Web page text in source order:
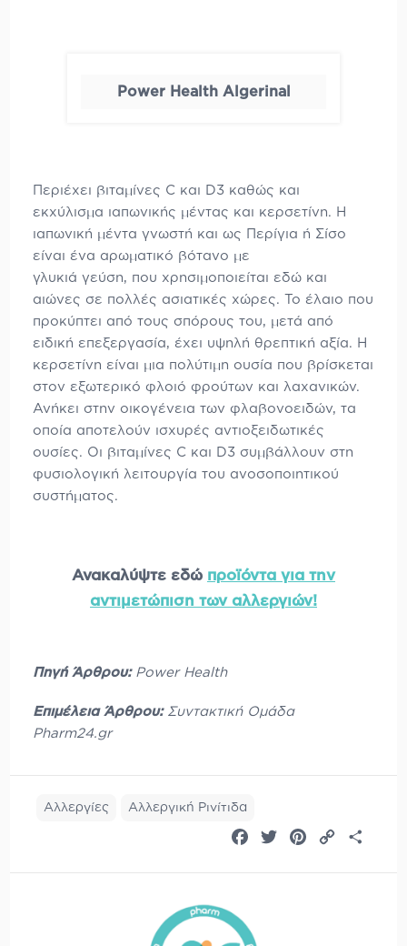
Power Health Algerinal
Περιέχει βιταμίνες C και D3 καθώς και
εκχύλισμα ιαπωνικής μέντας και κερσετίνη. Η
ιαπωνική μέντα γνωστή και ως Περίγια ή Σίσο
είναι ένα αρωματικό βότανο με
γλυκιά γεύση, που χρησιμοποιείται εδώ και
αιώνες σε πολλές ασιατικές χώρες. Το έλαιο που
προκύπτει από τους σπόρους του, μετά από
ειδική επεξεργασία, έχει υψηλή θρεπτική αξία. Η
κερσετίνη είναι μια πολύτιμη ουσία που βρίσκεται
στον εξωτερικό φλοιό φρούτων και λαχανικών.
Ανήκει στην οικογένεια των φλαβονοειδών, τα
οποία αποτελούν ισχυρές αντιοξειδωτικές
ουσίες. Οι βιταμίνες C και D3 συμβάλλουν στη
φυσιολογική λειτουργία του ανοσοποιητικού
συστήματος.
Ανακαλύψτε εδώ προϊόντα για την
αντιμετώπιση των αλλεργιών!
Πηγή Άρθρου:Power Health
Επιμέλεια Άρθρου:Συντακτική Ομάδα
Pharm24.gr
Αλλεργίες Αλλεργική Ρινίτιδα
Facebook
TwitterPinterest
Copy